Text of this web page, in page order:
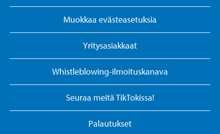
Muokkaa evästeasetuksia
Yritysasiakkaat
Whistleblowing-ilmoituskanava
Seuraa meitä TikTokissa!
Palautukset